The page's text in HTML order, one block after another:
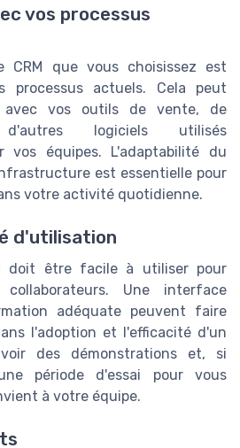
vos processus
CRM que vous choisissez est
processus actuels. Cela peut
avec vos outils de vente, de
logiciels utilisés
vos équipes. L'adaptabilité du
est essentielle pour
votre activité quotidienne.
d'utilisation
doit être facile à utiliser pour
Une interface
adéquate peuvent faire
l'adoption et l'efficacité d'un
des démonstrations et, si
période d'essai pour vous
à votre équipe.